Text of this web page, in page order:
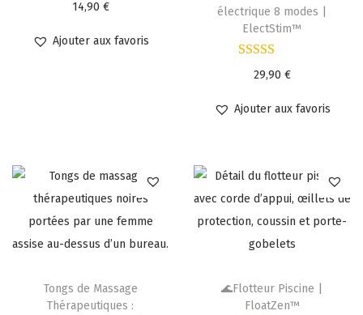
14,90 €
Ajouter aux favoris
électrique 8 modes |
ElectStim™
29,90 €
Ajouter aux favoris
Tongs de Massage
Thérapeutiques :
🌊Flotteur Piscine |
FloatZen™